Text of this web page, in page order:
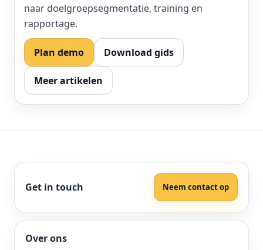
naar doelgroepsegmentatie, training en
rapportage.
Plan demo Download gids
Meer artikelen
Get in touch Neem contact op
Over ons